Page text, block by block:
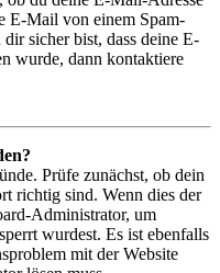
E-Mail von einem Spam-
sicher bist, dass deine E-
wurde, dann kontaktiere
Prüfe zunächst, ob dein
richtig sind. Wenn dies der
Administrator, um
wurdest. Es ist ebenfalls
mit der Website